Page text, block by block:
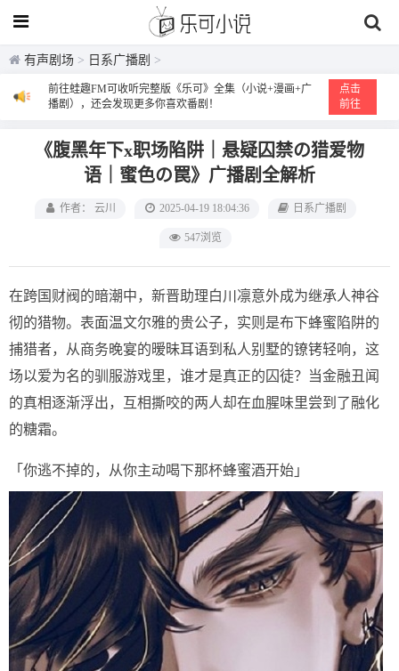
有声剧场 > 日系广播剧 >
前往蛙趣FM可收听完整版《乐可》全集（小说+漫画+广
播剧），还会发现更多你喜欢番剧！
点击
前往
《腹黑年下x职场陷阱｜悬疑囚禁の猎爱物
语｜蜜色の罠》广播剧全解析
作者： 云川 2025-04-19 18:04:36 日系广播剧
547浏览
在跨国财阀的暗潮中，新晋助理白川凛意外成为继承人神谷
彻的猎物。表面温文尔雅的贵公子，实则是布下蜂蜜陷阱的
捕猎者，从商务晚宴的暧昧耳语到私人别墅的镣铐轻响，这
场以爱为名的驯服游戏里，谁才是真正的囚徒？当金融丑闻
的真相逐渐浮出，互相撕咬的两人却在血腥味里尝到了融化
的糖霜。
「你逃不掉的，从你主动喝下那杯蜂蜜酒开始」